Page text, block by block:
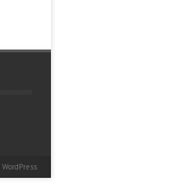
WordPress